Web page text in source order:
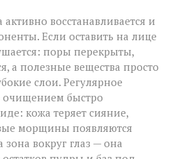
восстанавливается и
Если оставить на лице
поры перекрыты,
а полезные вещества просто
слои. Регулярное
быстро
кожа теряет сияние,
морщины появляются
вокруг глаз — она